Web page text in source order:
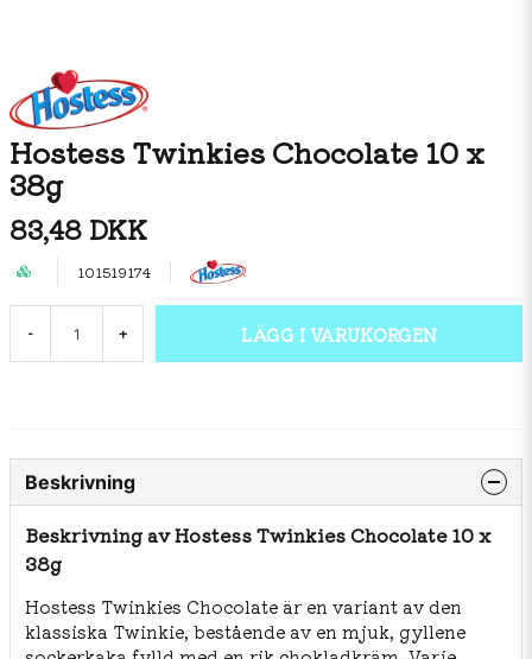
Hostess Twinkies Chocolate 10 x
38g
83,48 DKK
101519174
- + LÄGG I VARUKORGEN
Beskrivning
Beskrivning av Hostess Twinkies Chocolate 10 x
38g
Hostess Twinkies Chocolate är en variant av den
klassiska Twinkie, bestående av en mjuk, gyllene